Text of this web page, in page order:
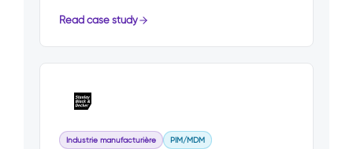
Read case study
Industrie manufacturière PIM/MDM